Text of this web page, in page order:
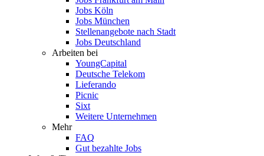
Jobs Köln
Jobs München
Stellenangebote nach Stadt
Jobs Deutschland
Arbeiten bei
YoungCapital
Deutsche Telekom
Lieferando
Picnic
Sixt
Weitere Unternehmen
Mehr
FAQ
Gut bezahlte Jobs